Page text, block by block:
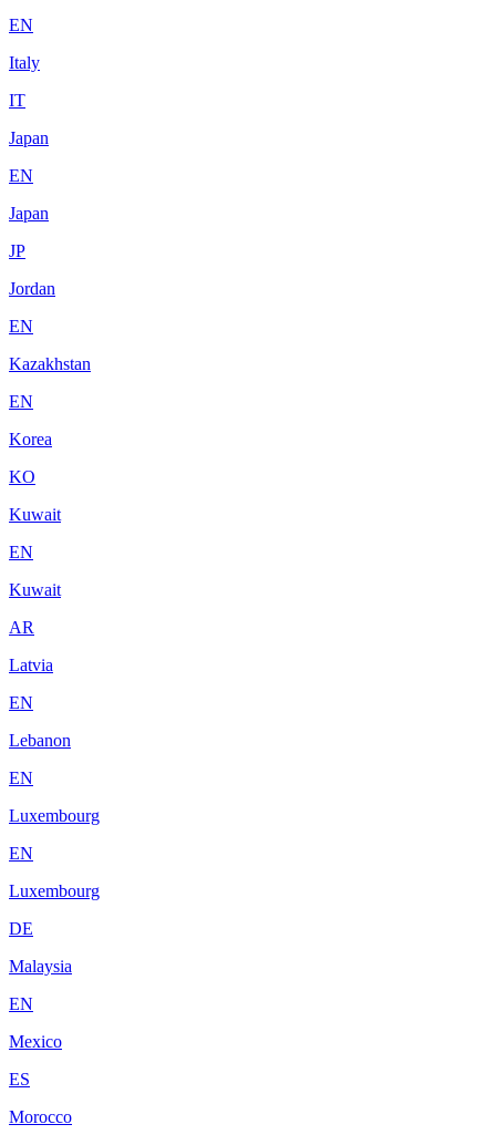
EN
Italy
IT
Japan
EN
Japan
JP
Jordan
EN
Kazakhstan
EN
Korea
KO
Kuwait
EN
Kuwait
AR
Latvia
EN
Lebanon
EN
Luxembourg
EN
Luxembourg
DE
Malaysia
EN
Mexico
ES
Morocco